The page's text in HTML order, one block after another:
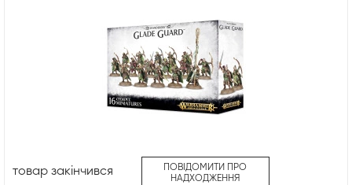
товар закінчився
ПОВІДОМИТИ ПРО
НАДХОДЖЕННЯ